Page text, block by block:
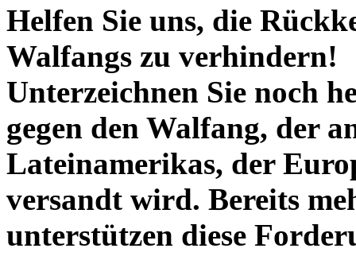
Helfen Sie uns, die
Walfangs zu verhindern!
Unterzeichnen Sie noch
gegen den Walfang, der
Lateinamerikas, der
versandt wird. Bereits
unterstützen diese